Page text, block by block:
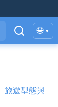
🌐 ▾
旅遊型態與